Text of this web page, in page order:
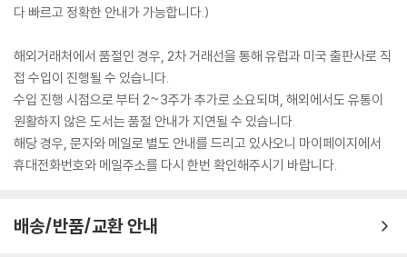
다 빠르고 정확한 안내가 가능합니다.)
해외거래처에서 품절인 경우, 2차 거래선을 통해 유럽과 미국 출판사로 직
접 수입이 진행될 수 있습니다.
수입 진행 시점으로 부터 2~3주가 추가로 소요되며, 해외에서도 유통이
원활하지 않은 도서는 품절 안내가 지연될 수 있습니다.
해당 경우, 문자와 메일로 별도 안내를 드리고 있사오니 마이페이지에서
휴대전화번호와 메일주소를 다시 한번 확인해주시기 바랍니다.
배송/반품/교환 안내